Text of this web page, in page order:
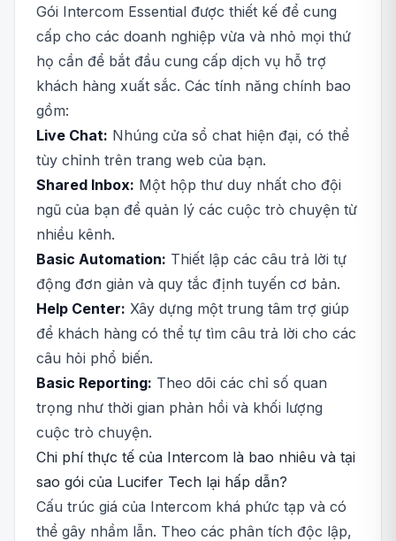
Gói Intercom Essential được thiết kế để cung
cấp cho các doanh nghiệp vừa và nhỏ mọi thứ
họ cần để bắt đầu cung cấp dịch vụ hỗ trợ
khách hàng xuất sắc. Các tính năng chính bao
gồm:
Live Chat: Nhúng cửa sổ chat hiện đại, có thể
tùy chỉnh trên trang web của bạn.
Shared Inbox: Một hộp thư duy nhất cho đội
ngũ của bạn để quản lý các cuộc trò chuyện từ
nhiều kênh.
Basic Automation: Thiết lập các câu trả lời tự
động đơn giản và quy tắc định tuyến cơ bản.
Help Center: Xây dựng một trung tâm trợ giúp
để khách hàng có thể tự tìm câu trả lời cho các
câu hỏi phổ biến.
Basic Reporting: Theo dõi các chỉ số quan
trọng như thời gian phản hồi và khối lượng
cuộc trò chuyện.
Chi phí thực tế của Intercom là bao nhiêu và tại
sao gói của Lucifer Tech lại hấp dẫn?
Cấu trúc giá của Intercom khá phức tạp và có
thể gây nhầm lẫn. Theo các phân tích độc lập,